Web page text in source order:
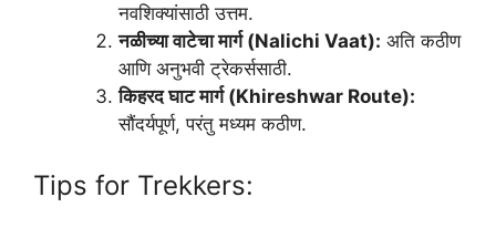
नवशिक्यांसाठी उत्तम.
नळीच्या वाटेचा मार्ग (Nalichi Vaat): अति कठीण
आणि अनुभवी ट्रेकर्ससाठी.
किहरद घाट मार्ग (Khireshwar Route):
सौंदर्यपूर्ण, परंतु मध्यम कठीण.
Tips for Trekkers: